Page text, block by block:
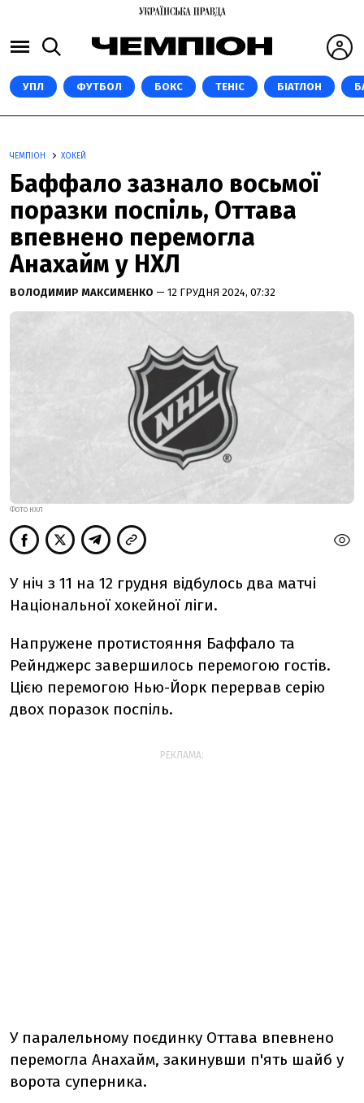
УПЛ ФУТБОЛ БОКС ТЕНІС БІАТЛОН
ЧЕМПІОН ХОКЕЙ
Баффало зазнало восьмої
поразки поспіль, Оттава
впевнено перемогла
Анахайм у НХЛ
ВОЛОДИМИР МАКСИМЕНКО — 12 ГРУДНЯ 2024, 07:32
ФОТО НХЛ
У ніч з 11 на 12 грудня відбулось два матчі
Національної хокейної ліги.
Напружене протистояння Баффало та
Рейнджерс завершилось перемогою гостів.
Цією перемогою Нью-Йорк перервав серію
двох поразок поспіль.
РЕКЛАМА:
У паралельному поєдинку Оттава впевнено
перемогла Анахайм, закинувши п'ять шайб у
ворота суперника.